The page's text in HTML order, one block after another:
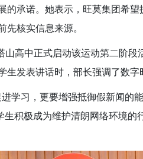
的承诺。她表示，旺莫集团希
核实信息来源。
山高中正式启动该运动第二阶
发表讲话时，部长强调了数字
学习，更要增强抵御假新闻的
生积极成为维护清朗网络环境